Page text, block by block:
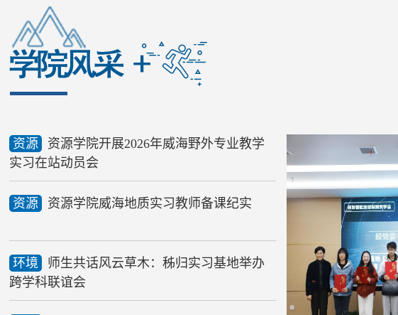
资源
资源学院开展2026年威海野外专业教学
实习在站动员会
资源 资源学院威海地质实习教师备课纪实
环境
师生共话风云草木：秭归实习基地举办
跨学科联谊会